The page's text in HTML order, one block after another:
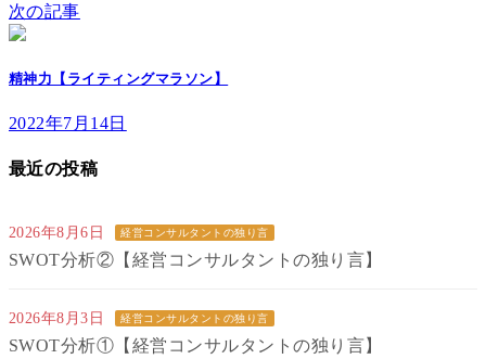
次の記事
精神力【ライティングマラソン】
2022年7月14日
最近の投稿
2026年8月6日 経営コンサルタントの独り言
SWOT分析②【経営コンサルタントの独り言】
2026年8月3日 経営コンサルタントの独り言
SWOT分析①【経営コンサルタントの独り言】